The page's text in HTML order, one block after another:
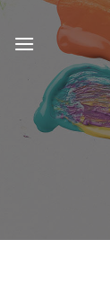
Skip
content